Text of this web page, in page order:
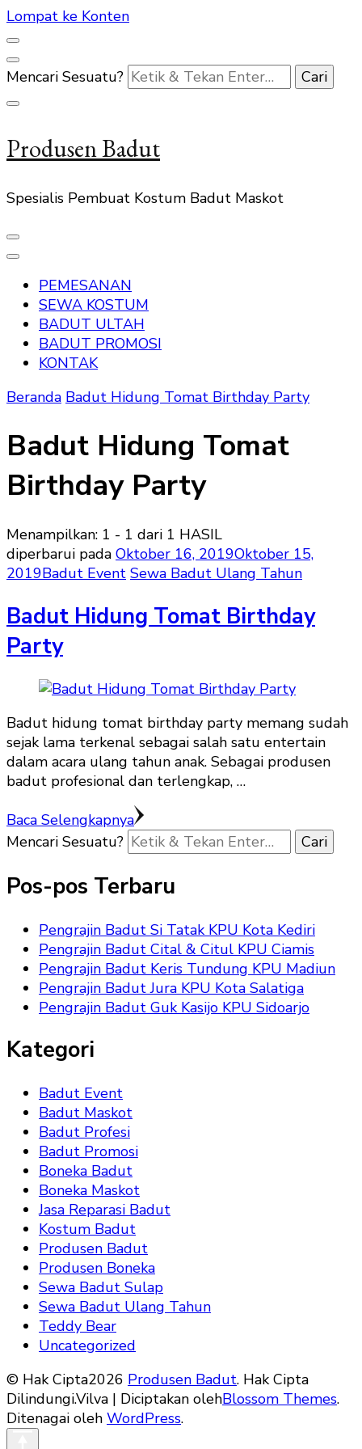
Lompat ke Konten
Mencari Sesuatu?
Produsen Badut
Spesialis Pembuat Kostum Badut Maskot
PEMESANAN
SEWA KOSTUM
BADUT ULTAH
BADUT PROMOSI
KONTAK
Beranda Badut Hidung Tomat Birthday Party
Badut Hidung Tomat
Birthday Party
Menampilkan: 1 - 1 dari 1 HASIL
diperbarui pada Oktober 16, 2019Oktober 15,
2019Badut Event Sewa Badut Ulang Tahun
Badut Hidung Tomat Birthday
Party
Badut hidung tomat birthday party memang sudah
sejak lama terkenal sebagai salah satu entertain
dalam acara ulang tahun anak. Sebagai produsen
badut profesional dan terlengkap, …
Baca Selengkapnya
Mencari Sesuatu?
Pos-pos Terbaru
Pengrajin Badut Si Tatak KPU Kota Kediri
Pengrajin Badut Cital & Citul KPU Ciamis
Pengrajin Badut Keris Tundung KPU Madiun
Pengrajin Badut Jura KPU Kota Salatiga
Pengrajin Badut Guk Kasijo KPU Sidoarjo
Kategori
Badut Event
Badut Maskot
Badut Profesi
Badut Promosi
Boneka Badut
Boneka Maskot
Jasa Reparasi Badut
Kostum Badut
Produsen Badut
Produsen Boneka
Sewa Badut Sulap
Sewa Badut Ulang Tahun
Teddy Bear
Uncategorized
© Hak Cipta2026 Produsen Badut. Hak Cipta
Dilindungi.Vilva | Diciptakan olehBlossom Themes.
Ditenagai oleh WordPress.